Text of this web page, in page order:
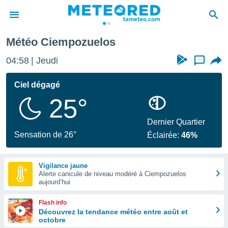
de
Météo Ciempozuelos
04:58 Jeudi ...
Ciel dégagé
25°
Sensation de 26°
Dernier Quartier
Éclairée:46%
Vigilance jaune
Alerte canicule de niveau modéré à Ciempozuelos
aujourd’hui
Flash info
Découvrez la tendance météo entre août et
octobre